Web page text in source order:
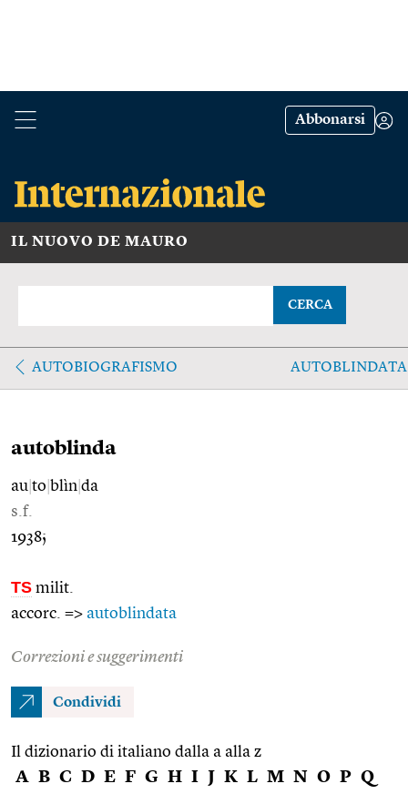
Abbonarsi
IL NUOVO DE MAURO
CERCA
AUTOBIOGRAFISMO AUTOBLINDATA
autoblinda
au to blìn da
s.f.
1938;
TS milit.
accorc. => autoblindata
Correzioni e suggerimenti
Condividi
Il dizionario di italiano dalla a alla z
A B C D E F G H I J K L M N O P Q